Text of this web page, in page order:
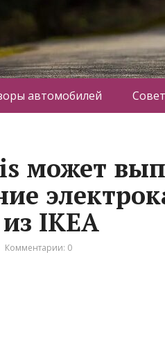
автомобилей
может
IKEA
Комментарии: 0